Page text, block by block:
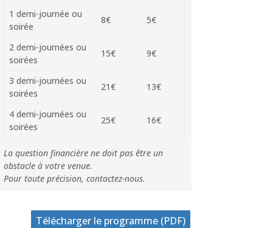
1 demi-journée ou
soirée
8€ 5€
2 demi-journées ou
soirées
15€ 9€
3 demi-journées ou
soirées
21€ 13€
4 demi-journées ou
soirées
25€ 16€
La question financière ne doit pas être un
obstacle à votre venue.
Pour toute précision, contactez-nous.
Télécharger le programme (PDF)